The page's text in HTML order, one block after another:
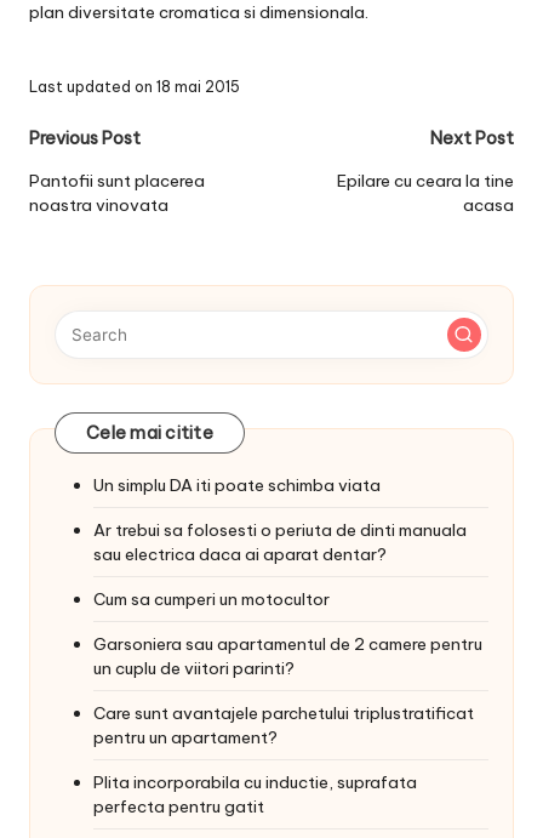
plan diversitate cromatica si dimensionala.
Last updated on 18 mai 2015
Post
navigation
Previous Post
Pantofii sunt placerea
noastra vinovata
Next Post
Epilare cu ceara la tine
acasa
Cele mai citite
Un simplu DA iti poate schimba viata
Ar trebui sa folosesti o periuta de dinti manuala
sau electrica daca ai aparat dentar?
Cum sa cumperi un motocultor
Garsoniera sau apartamentul de 2 camere pentru
un cuplu de viitori parinti?
Care sunt avantajele parchetului triplustratificat
pentru un apartament?
Plita incorporabila cu inductie, suprafata
perfecta pentru gatit